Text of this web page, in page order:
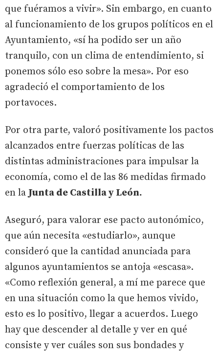
que fuéramos a vivir». Sin embargo, en cuanto
al funcionamiento de los grupos políticos en el
Ayuntamiento, «sí ha podido ser un año
tranquilo, con un clima de entendimiento, si
ponemos sólo eso sobre la mesa». Por eso
agradeció el comportamiento de los
portavoces.
Por otra parte, valoró positivamente los pactos
alcanzados entre fuerzas políticas de las
distintas administraciones para impulsar la
economía, como el de las 86 medidas firmado
en la Junta de Castilla y León.
Aseguró, para valorar ese pacto autonómico,
que aún necesita «estudiarlo», aunque
consideró que la cantidad anunciada para
algunos ayuntamientos se antoja «escasa».
«Como reflexión general, a mí me parece que
en una situación como la que hemos vivido,
esto es lo positivo, llegar a acuerdos. Luego
hay que descender al detalle y ver en qué
consiste y ver cuáles son sus bondades y